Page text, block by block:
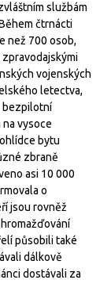
službám
čtrnácti
než 700 osob,
vojenských
letectva,
bezpilotní
vysoce
bytu
zbraně
asi 10 000
o
jsou rovněž
působili také
dálkově
dostávali za